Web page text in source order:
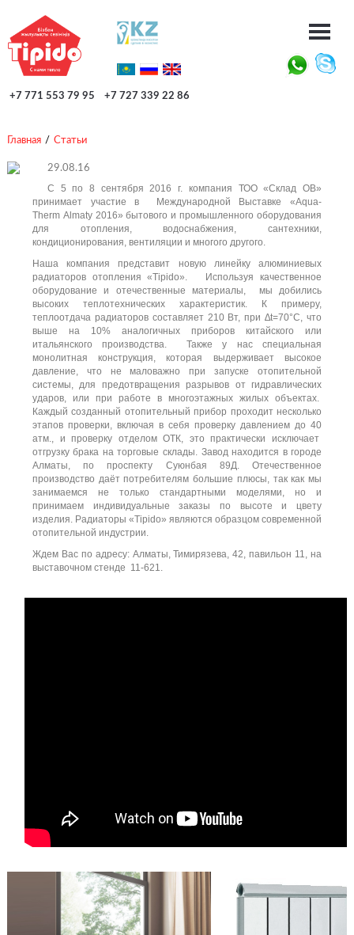
+7 771 553 79 95 +7 727 339 22 86
Главная / Статьи
29.08.16
С 5 по 8 сентября 2016 г. компания ТОО «Склад ОВ»
принимает участие в Международной Выставке «Aqua-
Therm Almaty 2016» бытового и промышленного оборудования
для отопления, водоснабжения, сантехники,
кондиционирования, вентиляции и многого другого.
Наша компания представит новую линейку алюминиевых
радиаторов отопления «Tipido». Используя качественное
оборудование и отечественные материалы, мы добились
высоких теплотехнических характеристик. К примеру,
теплоотдача радиаторов составляет 210 Вт, при ∆t=70°C, что
выше на 10% аналогичных приборов китайского или
итальянского производства. Также у нас специальная
монолитная конструкция, которая выдерживает высокое
давление, что не маловажно при запуске отопительной
системы, для предотвращения разрывов от гидравлических
ударов, или при работе в многоэтажных жилых объектах.
Каждый созданный отопительный прибор проходит несколько
этапов проверки, включая в себя проверку давлением до 40
атм., и проверку отделом ОТК, это практически исключает
отгрузку брака на торговые склады. Завод находится в городе
Алматы, по проспекту Суюнбая 89Д. Отечественное
производство даёт потребителям большие плюсы, так как мы
занимаемся не только стандартными моделями, но и
принимаем индивидуальные заказы по высоте и цвету
изделия. Радиаторы «Tipido» являются образцом современной
отопительной индустрии.
Ждем Вас по адресу: Алматы, Тимирязева, 42, павильон 11, на
выставочном стенде 11-621.